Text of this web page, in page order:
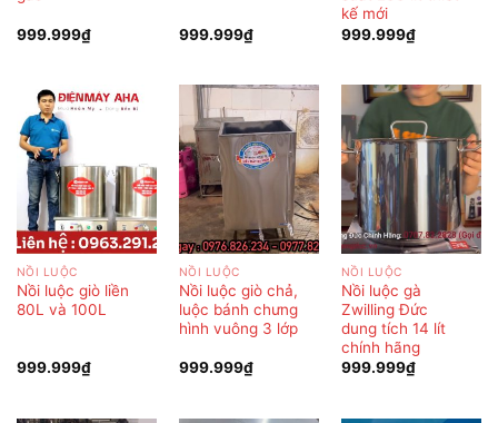
999.999₫ 999.999₫
kế mới
999.999₫
NỒI LUỘC
Nồi luộc giò liền
80L và 100L
999.999₫
NỒI LUỘC
Nồi luộc giò chả,
luộc bánh chưng
hình vuông 3 lớp
999.999₫
NỒI LUỘC
Nồi luộc gà
Zwilling Đức
dung tích 14 lít
chính hãng
999.999₫